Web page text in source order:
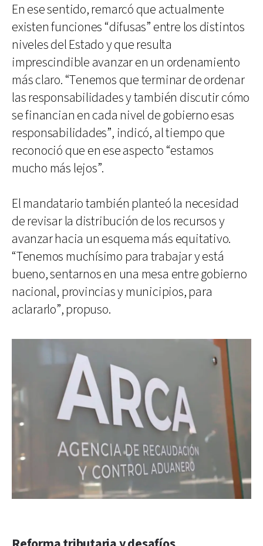
En ese sentido, remarcó que actualmente
existen funciones “difusas” entre los distintos
niveles del Estado y que resulta
imprescindible avanzar en un ordenamiento
más claro. “Tenemos que terminar de ordenar
las responsabilidades y también discutir cómo
se financian en cada nivel de gobierno esas
responsabilidades”, indicó, al tiempo que
reconoció que en ese aspecto “estamos
mucho más lejos”.
El mandatario también planteó la necesidad
de revisar la distribución de los recursos y
avanzar hacia un esquema más equitativo.
“Tenemos muchísimo para trabajar y está
bueno, sentarnos en una mesa entre gobierno
nacional, provincias y municipios, para
aclararlo”, propuso.